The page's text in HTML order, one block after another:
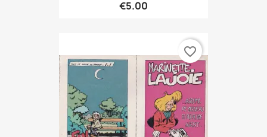
€5.00
favorite_border